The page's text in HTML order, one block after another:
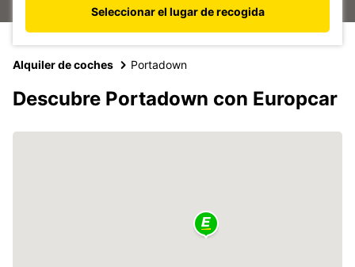
Seleccionar el lugar de recogida
Alquiler de coches Portadown
Descubre Portadown con Europcar